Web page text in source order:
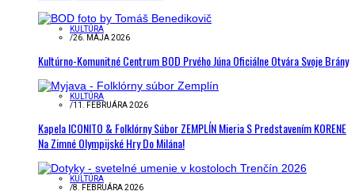
KULTÚRA
/26. MÁJA 2026
Kultúrno-Komunitné Centrum BOD Prvého Júna Oficiálne Otvára Svoje Brány
KULTÚRA
/11. FEBRUÁRA 2026
Kapela ICONITO & Folklórny Súbor ZEMPLÍN Mieria S Predstavením KORENE
Na Zimné Olympijské Hry Do Milána!
KULTÚRA
/8. FEBRUÁRA 2026